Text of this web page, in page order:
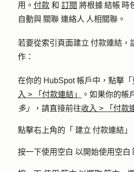
用。 付款 和 訂閱 將根據 結帳 時
自動與 關聯 連絡人 人相關聯。
若要從索引頁面建立 付款連結，
作：
在你的 HubSpot 帳戶中，點擊
入 > 「付款連結」 。如果你的帳
多」
，請直接前往收入 > 「付款
點擊右上角的「 建立 付款連結 」
按一下使用空白 以開始使用空白